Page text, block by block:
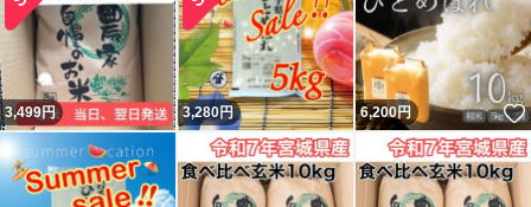
3,499円 3,280円 6,200円